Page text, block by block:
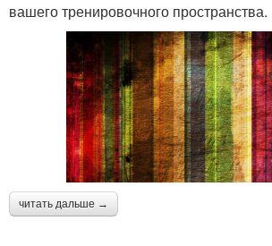
вашего тренировочного пространства.
читать дальше →